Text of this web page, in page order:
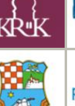
baštine